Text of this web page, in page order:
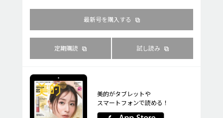
最新号を購入する
定期購読 試し読み
美的がタブレットや
スマートフォンで読める！